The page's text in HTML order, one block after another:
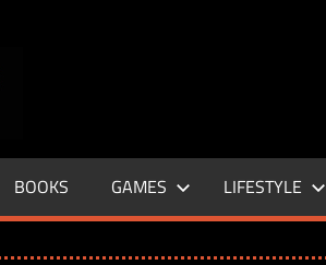
–
LIFE
BOOKS GAMES LIFESTYLE